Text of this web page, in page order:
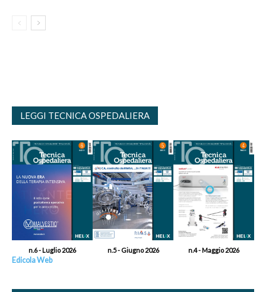
LEGGI TECNICA OSPEDALIERA
n.6 - Luglio 2026 n.5 - Giugno 2026 n.4 - Maggio 2026
Edicola Web